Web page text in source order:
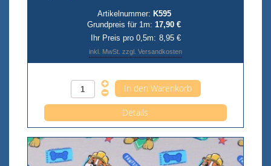
Artikelnummer: K595
Grundpreis für 1m: 17,90 €
Ihr Preis pro 0,5m: 8,95 €
inkl. MwSt. zzgl. Versandkosten
Details